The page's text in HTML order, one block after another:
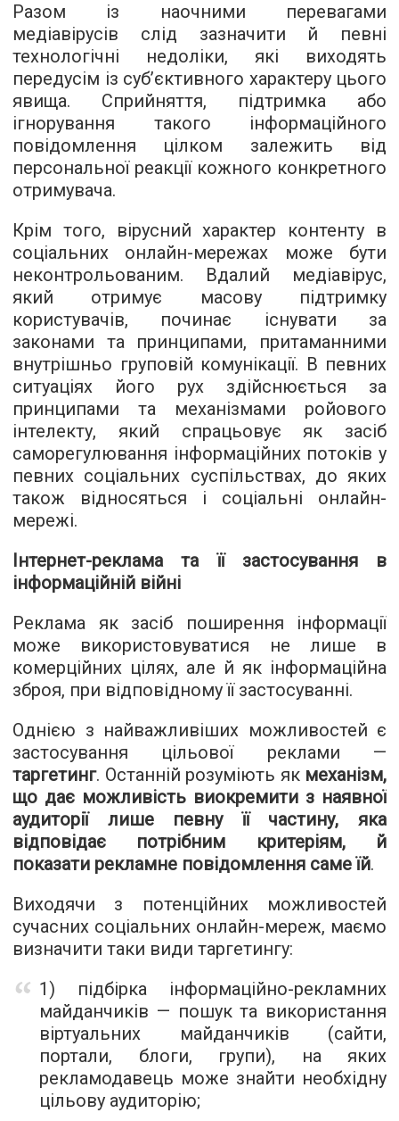
Разом із наочними перевагами
медіавірусів слід зазначити й певні
технологічні недоліки, які виходять
передусім із суб’єктивного характеру цього
явища. Сприйняття, підтримка або
ігнорування такого інформаційного
повідомлення цілком залежить від
персональної реакції кожного конкретного
отримувача.
Крім того, вірусний характер контенту в
соціальних онлайн-мережах може бути
неконтрольованим. Вдалий медіавірус,
який отримує масову підтримку
користувачів, починає існувати за
законами та принципами, притаманними
внутрішньо груповій комунікації. В певних
ситуаціях його рух здійснюється за
принципами та механізмами ройового
інтелекту, який спрацьовує як засіб
саморегулювання інформаційних потоків у
певних соціальних суспільствах, до яких
також відносяться і соціальні онлайн-
мережі.
Інтернет-реклама та її застосування в
інформаційній війні
Реклама як засіб поширення інформації
може використовуватися не лише в
комерційних цілях, але й як інформаційна
зброя, при відповідному її застосуванні.
Однією з найважливіших можливостей є
застосування цільової реклами —
таргетинг. Останній розуміють як механізм,
що дає можливість виокремити з наявної
аудиторії лише певну її частину, яка
відповідає потрібним критеріям, й
показати рекламне повідомлення саме їй.
Виходячи з потенційних можливостей
сучасних соціальних онлайн-мереж, маємо
визначити таки види таргетингу:
1) підбірка інформаційно-рекламних
майданчиків — пошук та використання
віртуальних майданчиків (сайти,
портали, блоги, групи), на яких
рекламодавець може знайти необхідну
цільову аудиторію;